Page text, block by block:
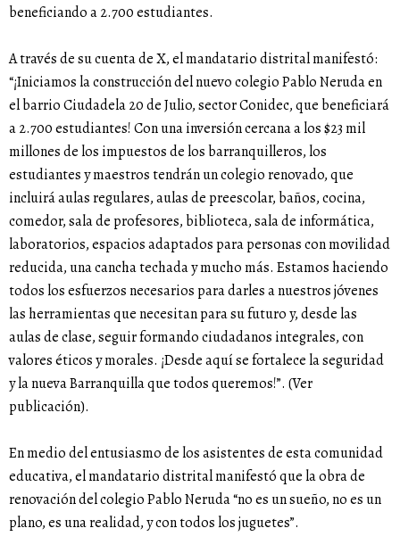
beneficiando a 2.700 estudiantes.
A través de su cuenta de X, el mandatario distrital manifestó:
“¡Iniciamos la construcción del nuevo colegio Pablo Neruda en
el barrio Ciudadela 20 de Julio, sector Conidec, que beneficiará
a 2.700 estudiantes! Con una inversión cercana a los $23 mil
millones de los impuestos de los barranquilleros, los
estudiantes y maestros tendrán un colegio renovado, que
incluirá aulas regulares, aulas de preescolar, baños, cocina,
comedor, sala de profesores, biblioteca, sala de informática,
laboratorios, espacios adaptados para personas con movilidad
reducida, una cancha techada y mucho más. Estamos haciendo
todos los esfuerzos necesarios para darles a nuestros jóvenes
las herramientas que necesitan para su futuro y, desde las
aulas de clase, seguir formando ciudadanos integrales, con
valores éticos y morales. ¡Desde aquí se fortalece la seguridad
y la nueva Barranquilla que todos queremos!”. (Ver
publicación).
En medio del entusiasmo de los asistentes de esta comunidad
educativa, el mandatario distrital manifestó que la obra de
renovación del colegio Pablo Neruda “no es un sueño, no es un
plano, es una realidad, y con todos los juguetes”.